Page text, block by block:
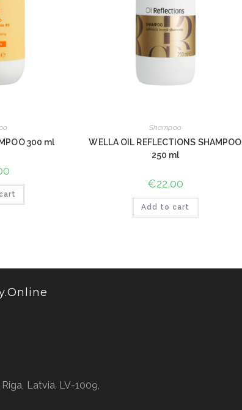
300 ml
Shampoo
WELLA OIL REFLECTIONS SHAMPOO
250 ml
€22,00
Add to cart
Latvia, LV-1009,